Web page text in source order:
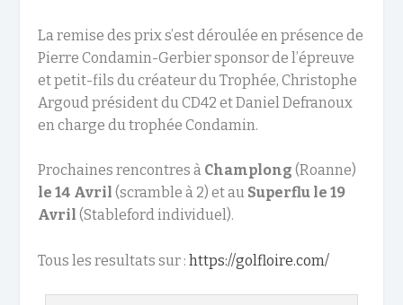
La remise des prix s’est déroulée en présence de
Pierre Condamin-Gerbier sponsor de l’épreuve
et petit-fils du créateur du Trophée, Christophe
Argoud président du CD42 et Daniel Defranoux
en charge du trophée Condamin.
Prochaines rencontres à Champlong(Roanne)
le 14 Avril (scramble à 2) et au Superflu le 19
Avril (Stableford individuel).
Tous les resultats sur :https://golfloire.com/